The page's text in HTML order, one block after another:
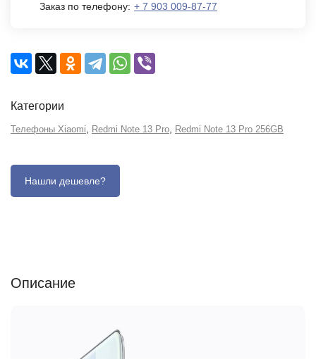
Заказ по телефону: + 7 903 009-87-77
Категории
Телефоны Xiaomi Redmi Note 13 Pro Redmi Note 13 Pro 256GB
Описание